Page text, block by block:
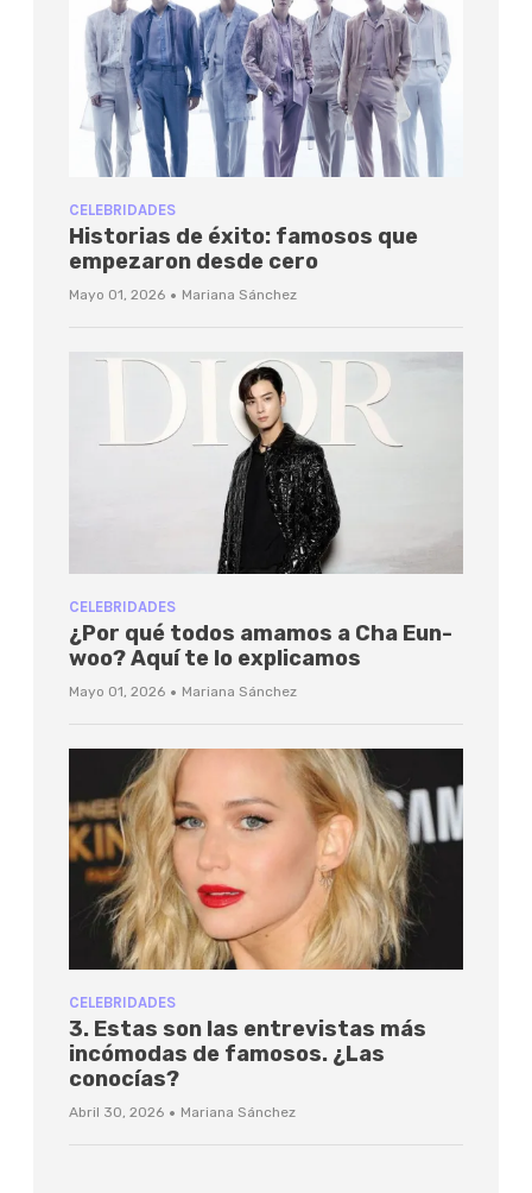
CELEBRIDADES
Historias de éxito: famosos que
empezaron desde cero
Mayo 01, 2026 · Mariana Sánchez
CELEBRIDADES
¿Por qué todos amamos a Cha Eun-
woo? Aquí te lo explicamos
Mayo 01, 2026 · Mariana Sánchez
CELEBRIDADES
3. Estas son las entrevistas más
incómodas de famosos. ¿Las
conocías?
Abril 30, 2026 · Mariana Sánchez